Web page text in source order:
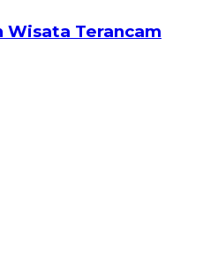
Wisata Terancam